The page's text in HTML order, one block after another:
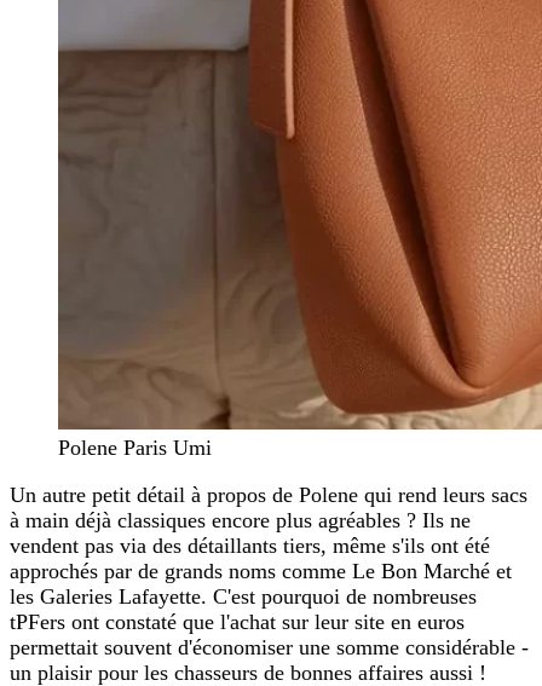
Polene Paris Umi
Un autre petit détail à propos de Polene qui rend leurs sacs
à main déjà classiques encore plus agréables ? Ils ne
vendent pas via des détaillants tiers, même s'ils ont été
approchés par de grands noms comme Le Bon Marché et
les Galeries Lafayette. C'est pourquoi de nombreuses
tPFers ont constaté que l'achat sur leur site en euros
permettait souvent d'économiser une somme considérable -
un plaisir pour les chasseurs de bonnes affaires aussi !